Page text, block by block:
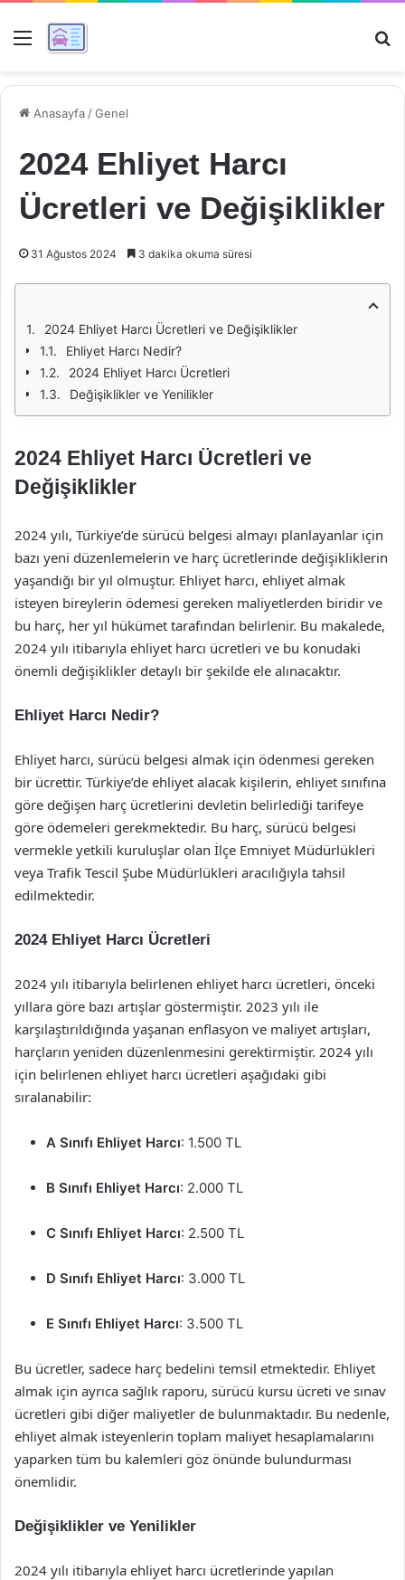
Menü
Anasayfa /Genel
2024 Ehliyet Harcı
Ücretleri ve Değişiklikler
31 Ağustos 2024 3 dakika okuma süresi
2024 Ehliyet Harcı Ücretleri ve Değişiklikler
Ehliyet Harcı Nedir?
2024 Ehliyet Harcı Ücretleri
Değişiklikler ve Yenilikler
2024 Ehliyet Harcı Ücretleri ve
Değişiklikler
2024 yılı, Türkiye’de sürücü belgesi almayı planlayanlar için
bazı yeni düzenlemelerin ve harç ücretlerinde değişikliklerin
yaşandığı bir yıl olmuştur. Ehliyet harcı, ehliyet almak
isteyen bireylerin ödemesi gereken maliyetlerden biridir ve
bu harç, her yıl hükümet tarafından belirlenir. Bu makalede,
2024 yılı itibarıyla ehliyet harcı ücretleri ve bu konudaki
önemli değişiklikler detaylı bir şekilde ele alınacaktır.
Ehliyet Harcı Nedir?
Ehliyet harcı, sürücü belgesi almak için ödenmesi gereken
bir ücrettir. Türkiye’de ehliyet alacak kişilerin, ehliyet sınıfına
göre değişen harç ücretlerini devletin belirlediği tarifeye
göre ödemeleri gerekmektedir. Bu harç, sürücü belgesi
vermekle yetkili kuruluşlar olan İlçe Emniyet Müdürlükleri
veya Trafik Tescil Şube Müdürlükleri aracılığıyla tahsil
edilmektedir.
2024 Ehliyet Harcı Ücretleri
2024 yılı itibarıyla belirlenen ehliyet harcı ücretleri, önceki
yıllara göre bazı artışlar göstermiştir. 2023 yılı ile
karşılaştırıldığında yaşanan enflasyon ve maliyet artışları,
harçların yeniden düzenlenmesini gerektirmiştir. 2024 yılı
için belirlenen ehliyet harcı ücretleri aşağıdaki gibi
sıralanabilir:
A Sınıfı Ehliyet Harcı: 1.500 TL
B Sınıfı Ehliyet Harcı: 2.000 TL
C Sınıfı Ehliyet Harcı: 2.500 TL
D Sınıfı Ehliyet Harcı: 3.000 TL
E Sınıfı Ehliyet Harcı: 3.500 TL
Bu ücretler, sadece harç bedelini temsil etmektedir. Ehliyet
almak için ayrıca sağlık raporu, sürücü kursu ücreti ve sınav
ücretleri gibi diğer maliyetler de bulunmaktadır. Bu nedenle,
ehliyet almak isteyenlerin toplam maliyet hesaplamalarını
yaparken tüm bu kalemleri göz önünde bulundurması
önemlidir.
Değişiklikler ve Yenilikler
2024 yılı itibarıyla ehliyet harcı ücretlerinde yapılan